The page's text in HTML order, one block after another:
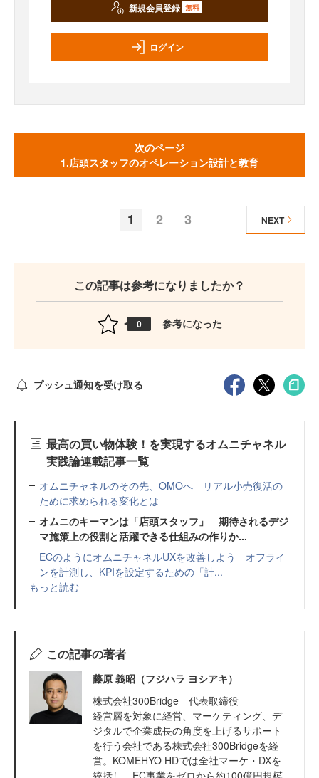
新規会員登録 無料
ログイン
次のページ
1.店頭スタッフのオペレーション設計と教育
1 2 3 NEXT
この記事は参考になりましたか？
0 参考になった
プッシュ通知を受け取る
最高の買い物体験！を実現するオムニチャネル
実践論連載記事一覧
オムニチャネルのその先、OMOへ リアル小売復活の
ために求められる変化とは
オムニのキーマンは「店頭スタッフ」 期待されるデジ
マ施策上の役割と活躍できる仕組みの作りか...
ECのようにオムニチャネルUXを改善しよう オフライ
ンを計測し、KPIを設定するための「計...
もっと読む
この記事の著者
藤原 義昭（フジハラ ヨシアキ）
株式会社300Bridge 代表取締役
経営層を対象に経営、マーケティング、デ
ジタルで企業成長の角度を上げるサポート
を行う会社である株式会社300Bridgeを経
営。KOMEHYO HDでは全社マーケ・DXを
統括し、EC事業をゼロから約100億円規模